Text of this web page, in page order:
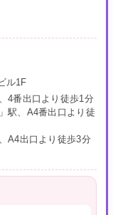
ル1F
4番出口より徒歩1分
駅、A4番出口より徒
A4出口より徒歩3分